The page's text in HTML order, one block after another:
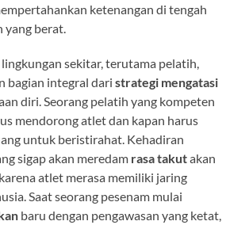
ketenangan di tengah
berat.
sekitar, terutama pelatih,
bagian integral daristrategi mengatasi
diri. Seorang pelatih yang kompeten
mendorong atlet dan kapan harus
untuk beristirahat. Kehadiran
sigap akan meredam rasa takutakan
atlet merasa memiliki jaring
Saat seorang pesenam mulai
baru dengan pengawasan yang ketat,